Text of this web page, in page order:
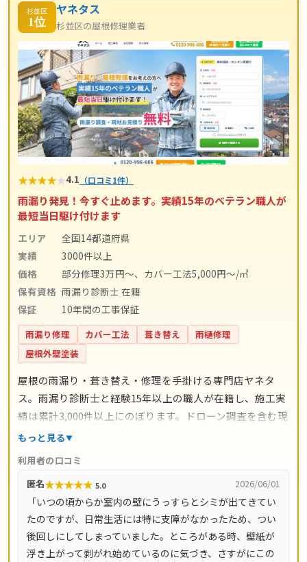
杉並区
1位
ヤネタス
杉並区の屋根修理業者
★★★★★4.1 （口コミ1件）
雨漏り発見！今すぐ止めます。実績15年のベテラン職人が
最短当日駆け付けます
エリア
全国14都道府県
実績
3000件以上
価格
部分修理3万円～、カバー工法5,000円～/㎡
保有資格 雨漏り診断士 在籍
保証
10年間の工事保証
雨漏り修理 カバー工法 葺き替え
雨樋修理
屋根外壁塗装
屋根の雨漏り・葺き替え・修理を手掛ける専門店ヤネタ
ス。雨漏り診断士と経験15年以上の職人が在籍し、施工実
績は累計3,000件以上にのぼります。ドローン調査を含む現
地調査・お見積り・出張費は無料。瓦ずれ直し1,500円〜/
㎡と料金の目安が明確で、自社職人の直接施工により中間
マージンがかかりません。施工後は10年間の工事保証付
き。東京都・神奈川県・埼玉県・千葉県・茨城県・栃木
県・群馬県など全国14都道府県に対応し、LINE・メールは
24時間受付、最短当日にお伺いします。
もっと見る
利用者の口コミ
匿名★★★★★ 5.0 2026/06/01
「いつの頃からか室内の壁にうっすらとシミが出てきてい
たのですが、日常生活には特に支障がなかったため、つい
後回しにしてしまっていました。ところがある時、壁紙が
浮き上がって剥がれ始めているのに気づき、さすがにこの